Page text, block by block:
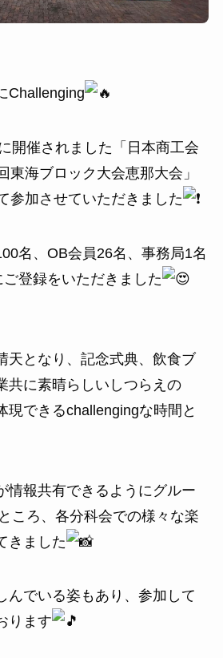
Challenging
開催されました「日本商工会
海ブロック大会恵那大会」
参加させていただきました
名、OB会員26名、事務局1名
登録をいただきました
天となり、記念式典、飲食ブ
共に素晴らしいしつらえの
現できるchallengingな時間と
情報共有できるようにグルー
ころ、各分科会での様々な楽
きました
んでいる姿もあり、参加して
ります